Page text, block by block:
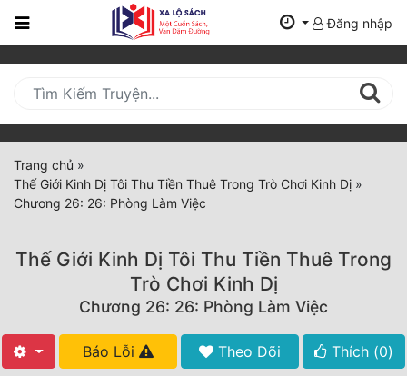
Trang
Mới
Cập
Nhật
(current)
BXH
Truyện Mới Ra
Hoàn Thành
Đăng nhập
Trang chủ »
Thế Giới Kinh Dị Tôi Thu Tiền Thuê Trong Trò Chơi Kinh Dị »
Chương 26: 26: Phòng Làm Việc
Thế Giới Kinh Dị Tôi Thu Tiền Thuê Trong
Trò Chơi Kinh Dị
Chương 26: 26: Phòng Làm Việc
Báo Lỗi Theo Dõi Thích (0)